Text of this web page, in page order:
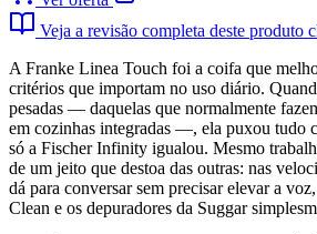
Veja a revisão completa deste produto
A Franke Linea Touch foi a coifa que
critérios que importam no uso diário.
pesadas — daquelas que normalmente
em cozinhas integradas —, ela puxou tudo
só a Fischer Infinity igualou. Mesmo
de um jeito que destoa das outras: nas
dá para conversar sem precisar elevar a
Clean e os depuradores da Suggar